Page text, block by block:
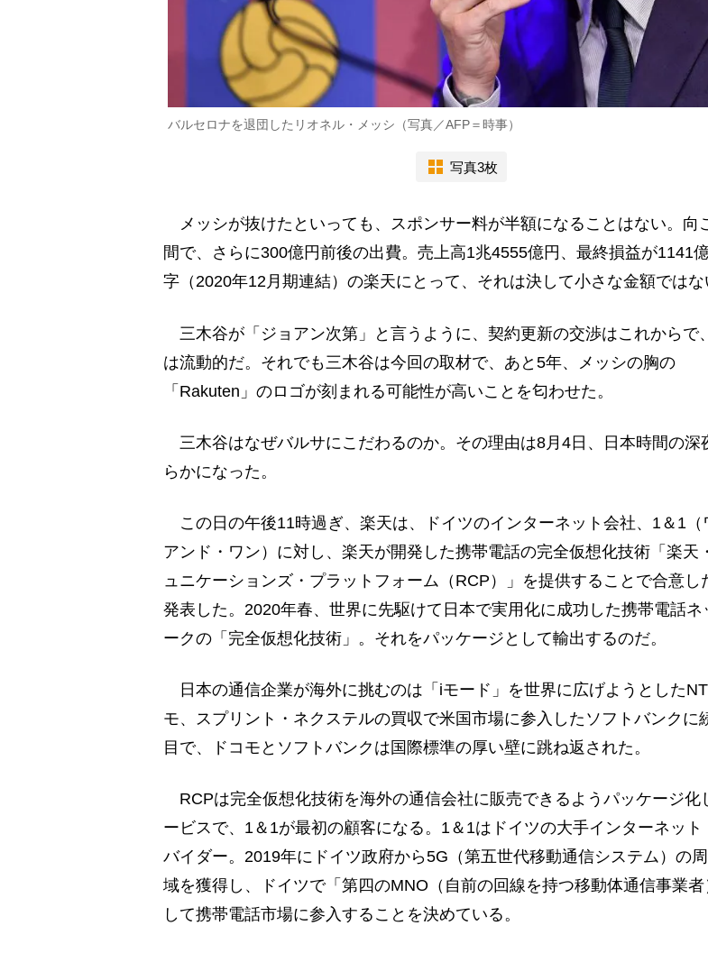
バルセロナを退団したリオネル・メッシ（写真／AFP＝時事）
写真3枚
メッシが抜けたといっても、スポンサー料が半額になることはない。向
間で、さらに300億円前後の出費。売上高1兆4555億円、最終損益が1141
字（2020年12月期連結）の楽天にとって、それは決して小さな金額ではな
三木谷が「ジョアン次第」と言うように、契約更新の交渉はこれからで
は流動的だ。それでも三木谷は今回の取材で、あと5年、メッシの胸の
「Rakuten」のロゴが刻まれる可能性が高いことを匂わせた。
三木谷はなぜバルサにこだわるのか。その理由は8月4日、日本時間の深
らかになった。
この日の午後11時過ぎ、楽天は、ドイツのインターネット会社、1＆1（
アンド・ワン）に対し、楽天が開発した携帯電話の完全仮想化技術「楽天
ュニケーションズ・プラットフォーム（RCP）」を提供することで合意し
発表した。2020年春、世界に先駆けて日本で実用化に成功した携帯電話ネ
ークの「完全仮想化技術」。それをパッケージとして輸出するのだ。
日本の通信企業が海外に挑むのは「iモード」を世界に広げようとした
モ、スプリント・ネクステルの買収で米国市場に参入したソフトバンクに
目で、ドコモとソフトバンクは国際標準の厚い壁に跳ね返された。
RCPは完全仮想化技術を海外の通信会社に販売できるようパッケージ化
ービスで、1＆1が最初の顧客になる。1＆1はドイツの大手インターネット
バイダー。2019年にドイツ政府から5G（第五世代移動通信システム）の
域を獲得し、ドイツで「第四のMNO（自前の回線を持つ移動体通信事業者
して携帯電話市場に参入することを決めている。